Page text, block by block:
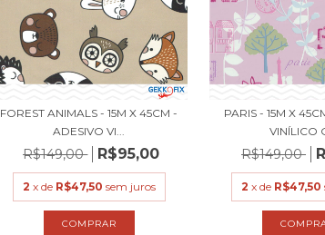
FOREST ANIMALS - 15M X 45CM -
ADESIVO VI...
R$149,00 R$95,00
2 x de R$47,50 sem juros
PARIS - 15M X
VINÍLICO
R$149,00
2 x de R$47,50